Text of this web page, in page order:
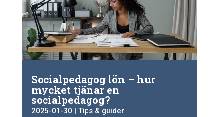
Socialpedagog lön – hur
mycket tjänar en
socialpedagog?
2025-01-30 | Tips & guider